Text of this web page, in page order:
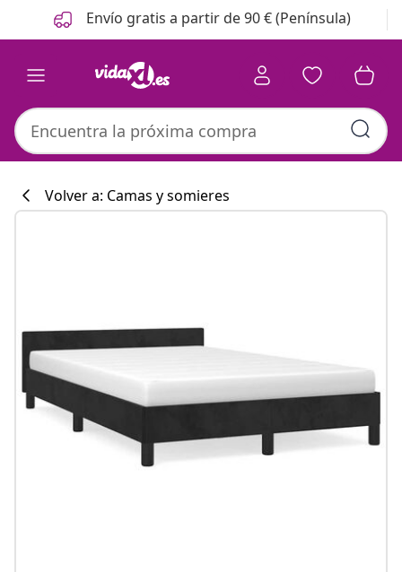
Anterior
Siguiente Envío gratis a partir de 90 € (Península)
#sharemevidaxl
Volver a: Camas y somieres